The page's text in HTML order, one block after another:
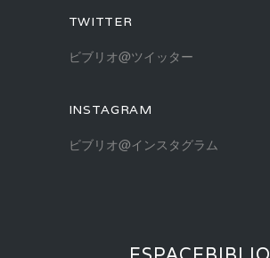
TWITTER
ビブリオ@ツイッター
INSTAGRAM
ビブリオ@インスタグラム